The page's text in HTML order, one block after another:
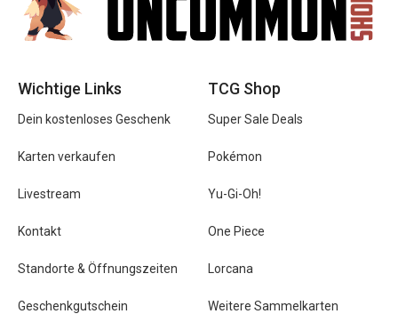
Wichtige Links
Dein kostenloses Geschenk
Karten verkaufen
Livestream
Kontakt
Standorte & Öffnungszeiten
Geschenkgutschein
TCG Shop
Super Sale Deals
Pokémon
Yu-Gi-Oh!
One Piece
Lorcana
Weitere Sammelkarten